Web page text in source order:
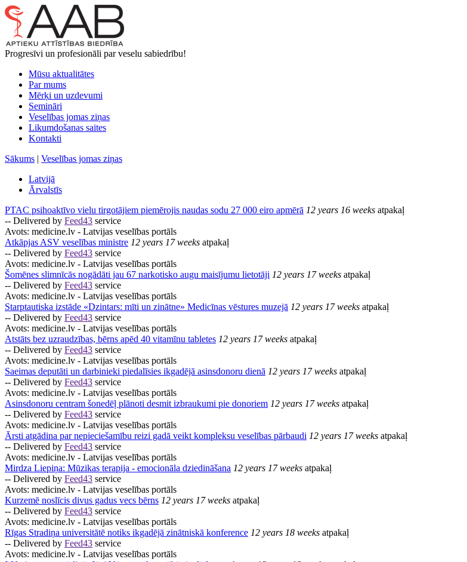
Progresīvi un profesionāli par veselu sabiedrību!
Mūsu aktualitātes
Par mums
Mērķi un uzdevumi
Semināri
Veselības jomas ziņas
Likumdošanas saites
Kontakti
Sākums | Veselības jomas ziņas
Latvijā
Ārvalstīs
PTAC psihoaktīvo vielu tirgotājiem piemērojis naudas sodu 27 000 eiro apmērā 12 years 16 weeks atpakaļ
-- Delivered by Feed43 service
Avots: medicine.lv - Latvijas veselības portāls
Atkāpjas ASV veselības ministre 12 years 17 weeks atpakaļ
-- Delivered by Feed43 service
Avots: medicine.lv - Latvijas veselības portāls
Šomēnes slimnīcās nogādāti jau 67 narkotisko augu maisījumu lietotāji 12 years 17 weeks atpakaļ
-- Delivered by Feed43 service
Avots: medicine.lv - Latvijas veselības portāls
Starptautiska izstāde «Dzintars: mīti un zinātne» Medicīnas vēstures muzejā 12 years 17 weeks atpakaļ
-- Delivered by Feed43 service
Avots: medicine.lv - Latvijas veselības portāls
Atstāts bez uzraudzības, bērns apēd 40 vitamīnu tabletes 12 years 17 weeks atpakaļ
-- Delivered by Feed43 service
Avots: medicine.lv - Latvijas veselības portāls
Saeimas deputāti un darbinieki piedalīsies ikgadējā asinsdonoru dienā 12 years 17 weeks atpakaļ
-- Delivered by Feed43 service
Avots: medicine.lv - Latvijas veselības portāls
Asinsdonoru centram šonedēļ plānoti desmit izbraukumi pie donoriem 12 years 17 weeks atpakaļ
-- Delivered by Feed43 service
Avots: medicine.lv - Latvijas veselības portāls
Ārsti atgādina par nepieciešamību reizi gadā veikt kompleksu veselības pārbaudi 12 years 17 weeks atpakaļ
-- Delivered by Feed43 service
Avots: medicine.lv - Latvijas veselības portāls
Mirdza Liepiņa: Mūzikas terapija - emocionāla dziedināšana 12 years 17 weeks atpakaļ
-- Delivered by Feed43 service
Avots: medicine.lv - Latvijas veselības portāls
Kurzemē noslīcis divus gadus vecs bērns 12 years 17 weeks atpakaļ
-- Delivered by Feed43 service
Avots: medicine.lv - Latvijas veselības portāls
Rīgas Stradiņa universitātē notiks ikgadējā zinātniskā konference 12 years 18 weeks atpakaļ
-- Delivered by Feed43 service
Avots: medicine.lv - Latvijas veselības portāls